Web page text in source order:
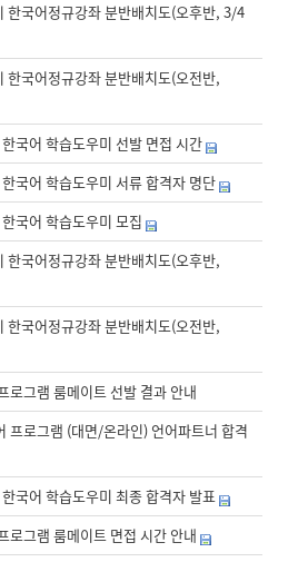
한국어정규강좌 분반배치도(오후반, 3/4
한국어정규강좌 분반배치도(오전반,
국어 학습도우미 선발 면접 시간
국어 학습도우미 서류 합격자 명단
국어 학습도우미 모집
한국어정규강좌 분반배치도(오후반,
한국어정규강좌 분반배치도(오전반,
로그램 룸메이트 선발 결과 안내
프로그램 (대면/온라인) 언어파트너 합격
국어 학습도우미 최종 합격자 발표
로그램 룸메이트 면접 시간 안내